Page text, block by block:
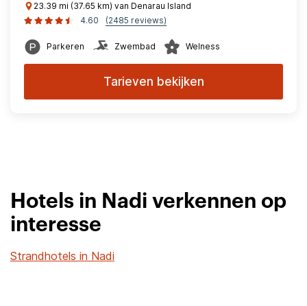
23.39 mi (37.65 km) van Denarau Island
4.60
(2485 reviews)
Parkeren Zwembad Welness
Tarieven bekijken
Hotels in Nadi verkennen op
interesse
Strandhotels in Nadi